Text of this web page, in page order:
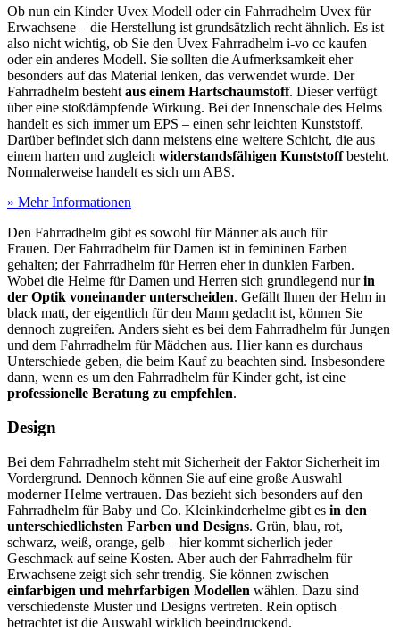
Ob nun ein Kinder Uvex Modell oder ein Fahrradhelm Uvex für
Erwachsene – die Herstellung ist grundsätzlich recht ähnlich. Es ist
also nicht wichtig, ob Sie den Uvex Fahrradhelm i-vo cc kaufen
oder ein anderes Modell. Sie sollten die Aufmerksamkeit eher
besonders auf das Material lenken, das verwendet wurde. Der
Fahrradhelm besteht aus einem Hartschaumstoff. Dieser verfügt
über eine stoßdämpfende Wirkung. Bei der Innenschale des Helms
handelt es sich immer um EPS – einen sehr leichten Kunststoff.
Darüber befindet sich dann meistens eine weitere Schicht, die aus
einem harten und zugleich widerstandsfähigen Kunststoffbesteht.
Normalerweise handelt es sich um ABS.
» Mehr Informationen
Den Fahrradhelm gibt es sowohl für Männer als auch für
Frauen. Der Fahrradhelm für Damen ist in femininen Farben
gehalten; der Fahrradhelm für Herren eher in dunklen Farben.
Wobei die Helme für Damen und Herren sich grundlegend nurin
der Optik voneinander unterscheiden. Gefällt Ihnen der Helm in
black matt, der eigentlich für den Mann gedacht ist, können Sie
dennoch zugreifen. Anders sieht es bei dem Fahrradhelm für Jungen
und dem Fahrradhelm für Mädchen aus. Hier kann es durchaus
Unterschiede geben, die beim Kauf zu beachten sind. Insbesondere
dann, wenn es um den Fahrradhelm für Kinder geht, ist eine
professionelle Beratung zu empfehlen.
Design
Bei dem Fahrradhelm steht mit Sicherheit der Faktor Sicherheit im
Vordergrund. Dennoch können Sie auf eine große Auswahl
moderner Helme vertrauen. Das bezieht sich besonders auf den
Fahrradhelm für Baby und Co. Kleinkinderhelme gibt es in den
unterschiedlichsten Farben und Designs. Grün, blau, rot,
schwarz, weiß, orange, gelb – hier kommt sicherlich jeder
Geschmack auf seine Kosten. Aber auch der Fahrradhelm für
Erwachsene zeigt sich sehr trendig. Sie können zwischen
einfarbigen und mehrfarbigen Modellen wählen. Dazu sind
verschiedenste Muster und Designs vertreten. Rein optisch
betrachtet ist die Auswahl wirklich beeindruckend.